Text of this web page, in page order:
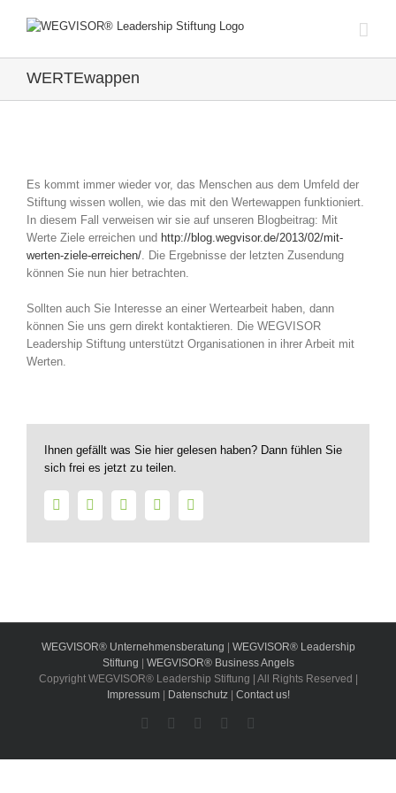
WERTEwappen
Bild
Es kommt immer wieder vor, das Menschen aus dem Umfeld der
Stiftung wissen wollen, wie das mit den Wertewappen funktioniert.
In diesem Fall verweisen wir sie auf unseren Blogbeitrag: Mit
Werte Ziele erreichen und http://blog.wegvisor.de/2013/02/mit-
werten-ziele-erreichen/. Die Ergebnisse der letzten Zusendung
können Sie nun hier betrachten.
Sollten auch Sie Interesse an einer Wertearbeit haben, dann
können Sie uns gern direkt kontaktieren. Die WEGVISOR
Leadership Stiftung unterstützt Organisationen in ihrer Arbeit mit
Werten.
Ihnen gefällt was Sie hier gelesen haben? Dann fühlen Sie
sich frei es jetzt zu teilen.
FacebookTwitter LinkedInWhatsApp
Mail
WEGVISOR® Unternehmensberatung
WEGVISOR® Leadership
Stiftung
WEGVISOR® Business Angels
Copyright WEGVISOR® Leadership Stiftung | All Rights Reserved |
Impressum| Datenschutz| Contact us!
FacebookInstagramYouTube
Xing